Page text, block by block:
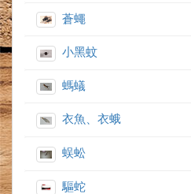
蒼蠅
小黑蚊
螞蟻
衣魚、衣蛾
蜈蚣
驅蛇